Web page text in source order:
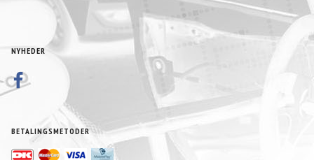
NYHEDER
BETALINGSMETODER